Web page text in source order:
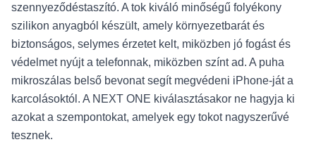
szennyeződéstaszító. A tok kiváló minőségű folyékony
szilikon anyagból készült, amely környezetbarát és
biztonságos, selymes érzetet kelt, miközben jó fogást és
védelmet nyújt a telefonnak, miközben színt ad. A puha
mikroszálas belső bevonat segít megvédeni iPhone-ját a
karcolásoktól. A NEXT ONE kiválasztásakor ne hagyja ki
azokat a szempontokat, amelyek egy tokot nagyszerűvé
tesznek.